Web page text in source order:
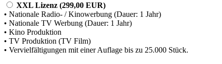
XXL Lizenz (299,00 EUR)
• Nationale Radio- / Kinowerbung (Dauer: 1 Jahr)
• Nationale TV Werbung (Dauer: 1 Jahr)
• Kino Produktion
• TV Produktion (TV Film)
• Vervielfältigungen mit einer Auflage bis zu 25.000 Stück.